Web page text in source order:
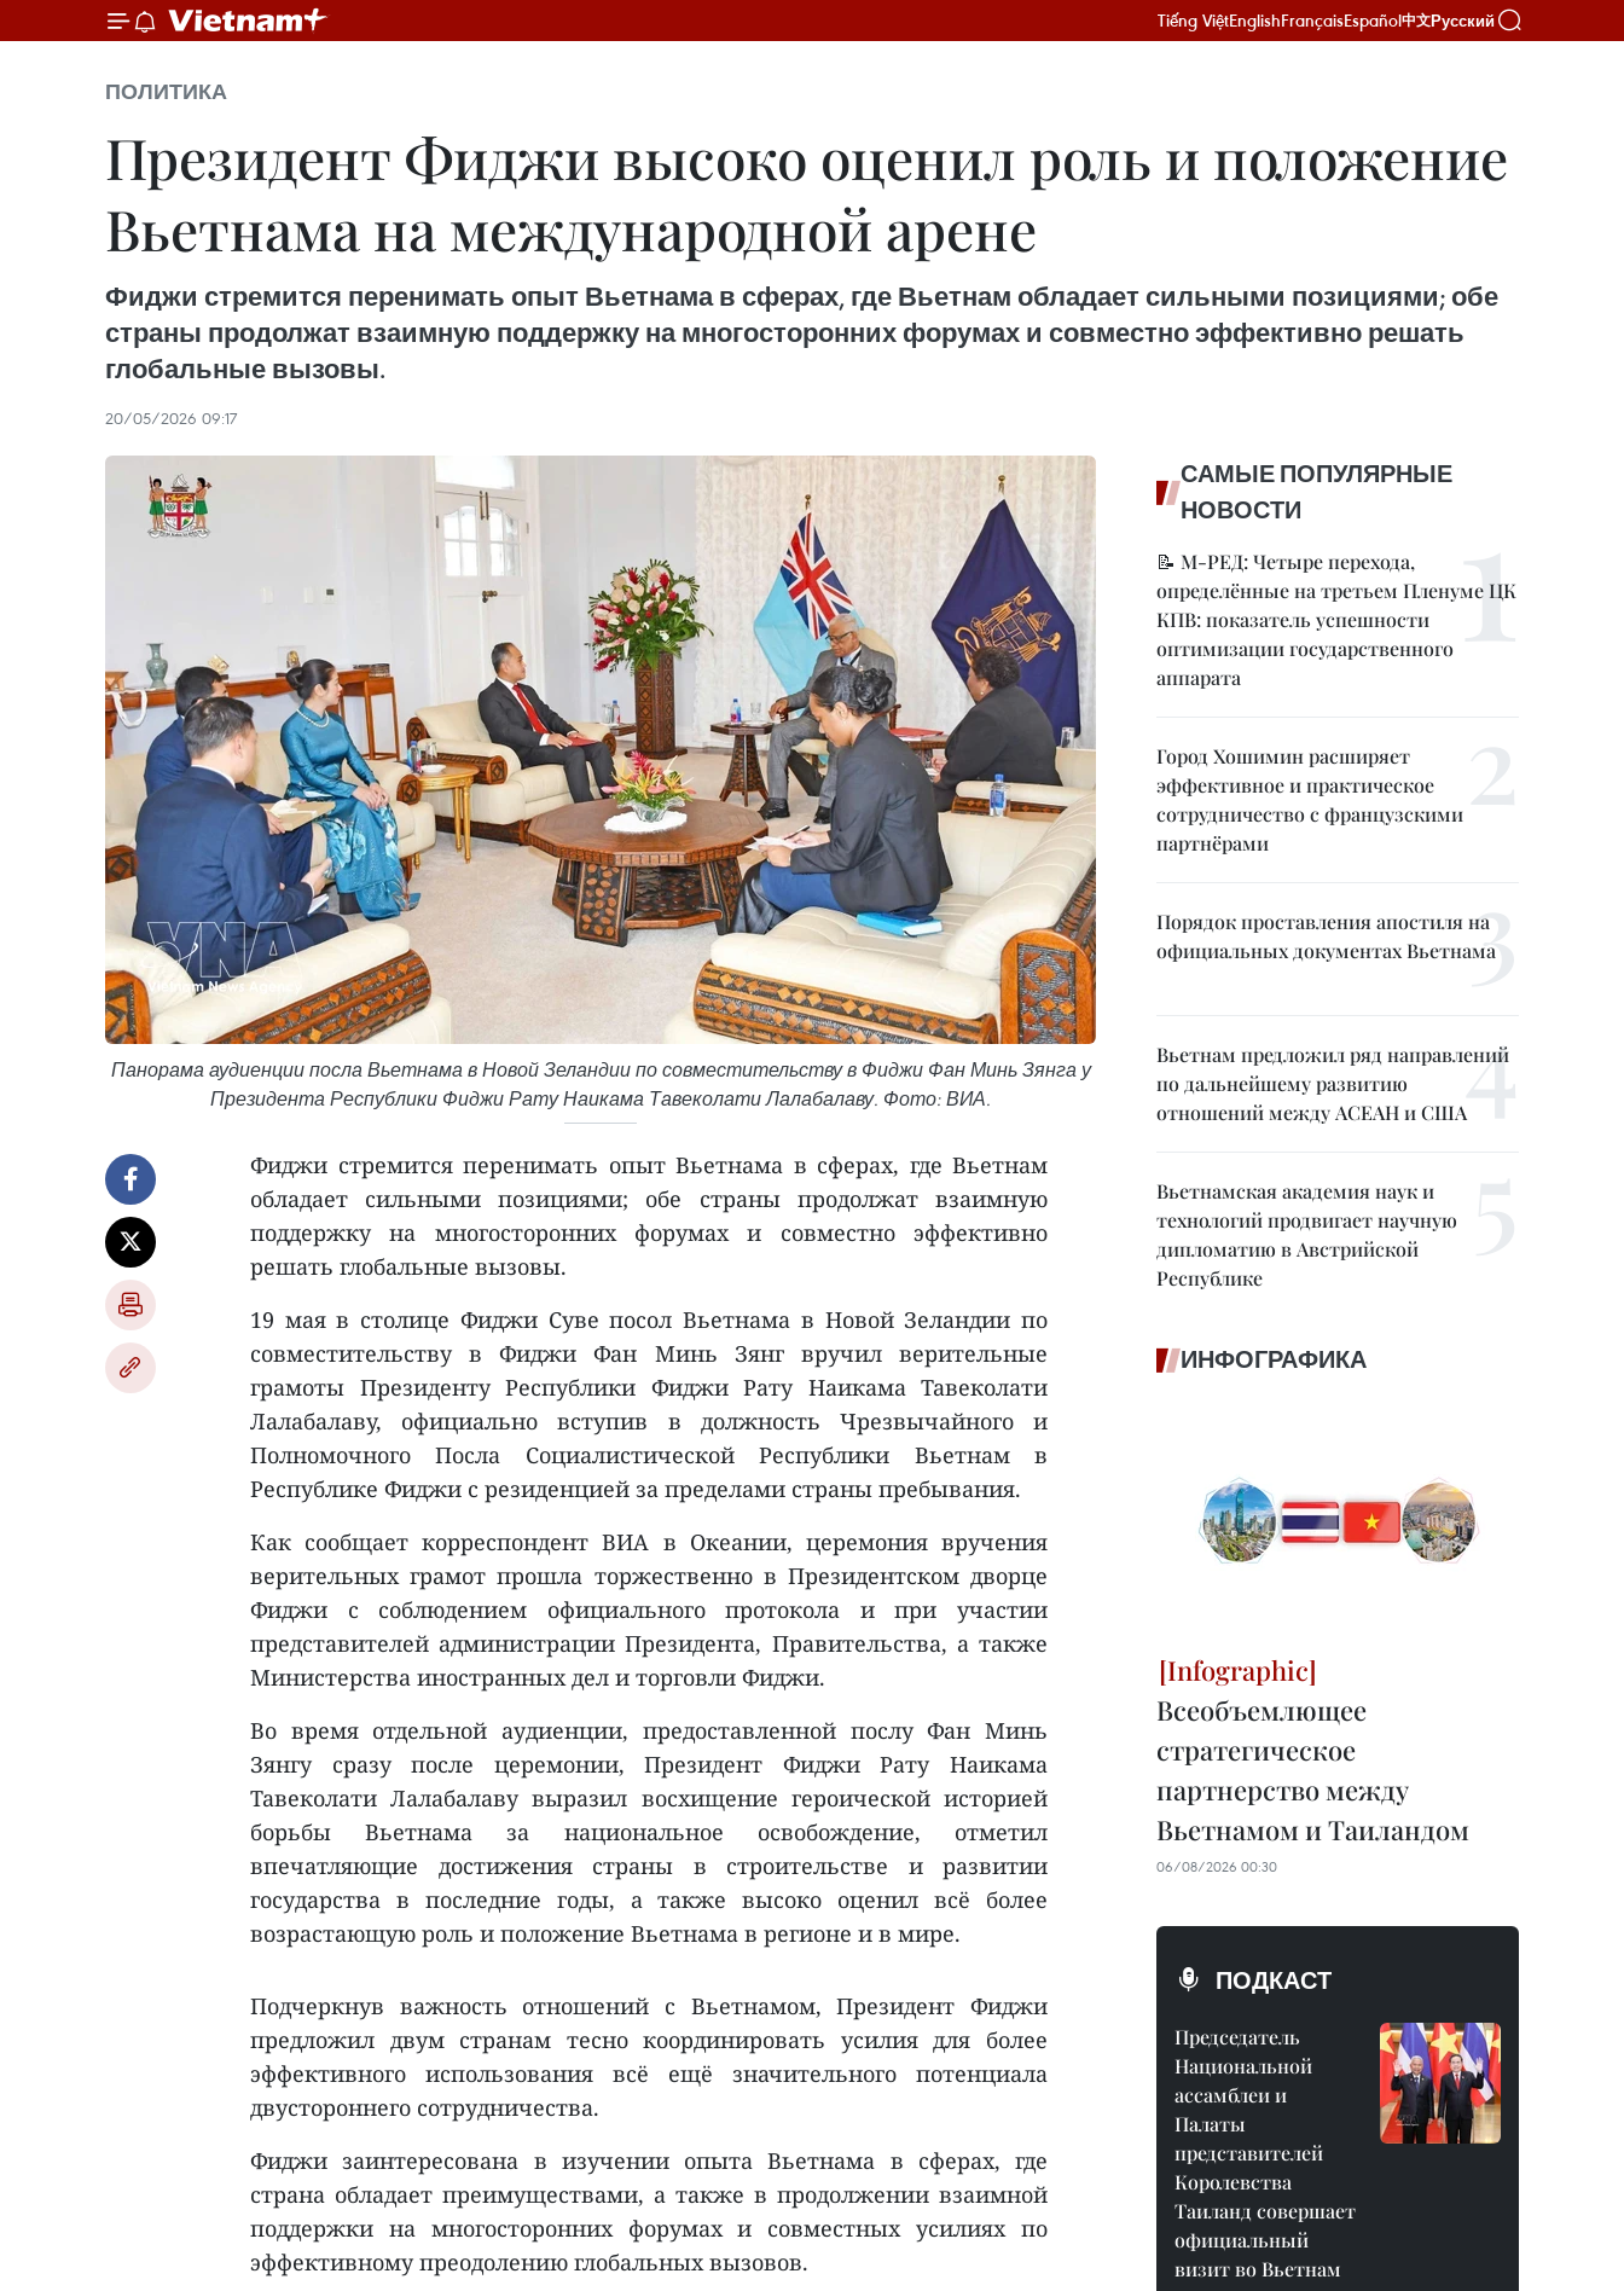
Tiếng ViệtEnglishFrançaisEspañol中文Русский
ПОЛИТИКА
Президент Фиджи высоко оценил роль и положение
Вьетнама на международной арене
Фиджи стремится перенимать опыт Вьетнама в сферах, где Вьетнам обладает сильными позициями; обе
страны продолжат взаимную поддержку на многосторонних форумах и совместно эффективно решать
глобальные вызовы.
20/05/2026 09:17
Панорама аудиенции посла Вьетнама в Новой Зеландии по совместительству в Фиджи Фан Минь Зянга у
Президента Республики Фиджи Рату Наикама Тавеколати Лалабалаву. Фото: ВИА.
Фиджи стремится перенимать опыт Вьетнама в сферах, где Вьетнам
обладает сильными позициями; обе страны продолжат взаимную
поддержку на многосторонних форумах и совместно эффективно
решать глобальные вызовы.
19 мая в столице Фиджи Суве посол Вьетнама в Новой Зеландии по
совместительству в Фиджи Фан Минь Зянг вручил верительные
грамоты Президенту Республики Фиджи Рату Наикама Тавеколати
Лалабалаву, официально вступив в должность Чрезвычайного и
Полномочного Посла Социалистической Республики Вьетнам в
Республике Фиджи с резиденцией за пределами страны пребывания.
Как сообщает корреспондент ВИА в Океании, церемония вручения
верительных грамот прошла торжественно в Президентском дворце
Фиджи с соблюдением официального протокола и при участии
представителей администрации Президента, Правительства, а также
Министерства иностранных дел и торговли Фиджи.
Во время отдельной аудиенции, предоставленной послу Фан Минь
Зянгу сразу после церемонии, Президент Фиджи Рату Наикама
Тавеколати Лалабалаву выразил восхищение героической историей
борьбы Вьетнама за национальное освобождение, отметил
впечатляющие достижения страны в строительстве и развитии
государства в последние годы, а также высоко оценил всё более
возрастающую роль и положение Вьетнама в регионе и в мире.
Подчеркнув важность отношений с Вьетнамом, Президент Фиджи
предложил двум странам тесно координировать усилия для более
эффективного использования всё ещё значительного потенциала
двустороннего сотрудничества.
Фиджи заинтересована в изучении опыта Вьетнама в сферах, где
страна обладает преимуществами, а также в продолжении взаимной
поддержки на многосторонних форумах и совместных усилиях по
эффективному преодолению глобальных вызовов.
САМЫЕ ПОПУЛЯРНЫЕ
НОВОСТИ
📝 М-РЕД: Четыре перехода,
определённые на третьем Пленуме ЦК
КПВ: показатель успешности
оптимизации государственного
аппарата
Город Хошимин расширяет
эффективное и практическое
сотрудничество с французскими
партнёрами
Порядок проставления апостиля на
официальных документах Вьетнама
Вьетнам предложил ряд направлений
по дальнейшему развитию
отношений между АСЕАН и США
Вьетнамская академия наук и
технологий продвигает научную
дипломатию в Австрийской
Республике
ИНФОГРАФИКА
Всеобъемлющее
стратегическое
партнерство между
Вьетнамом и Таиландом
06/08/2026 00:30
ПОДКАСТ
Председатель
Национальной
ассамблеи и
Палаты
представителей
Королевства
Таиланд совершает
официальный
визит во Вьетнам